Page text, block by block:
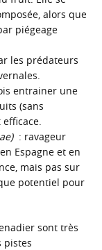
alors que
piégeage
les prédateurs
entrainer une
(sans
: ravageur
Espagne et en
mais pas sur
potentiel pour
sont très
pistes